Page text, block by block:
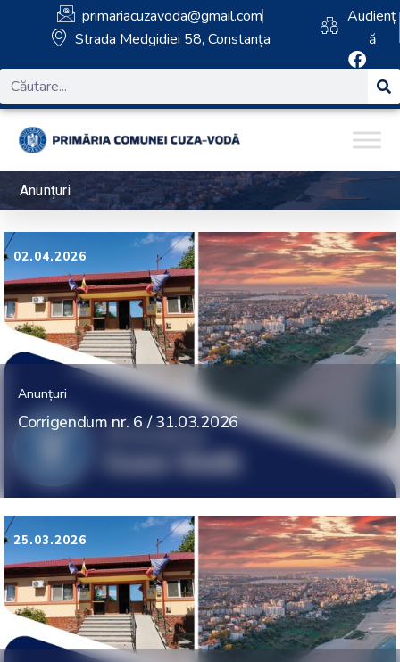
primariacuzavoda@gmail.com
Strada Medgidiei 58, Constanța
Audienț
ă
Anunțuri
02.04.2026
Anunțuri
Corrigendum nr. 6 / 31.03.2026
25.03.2026